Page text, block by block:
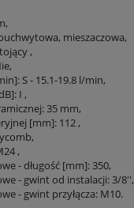
mieszaczowa,
,
S - 15.1-19.8 l/min,
I ,
35 mm,
[mm]: 112 ,
,
- długość [mm]: 350,
- gwint od instalacji: 3/8'',
- gwint przyłącza: M10.